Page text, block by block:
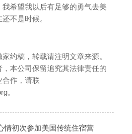
希望我以后有足够的勇气去美
不是时候。
约稿，转载请注明文章来源。
本公司保留追究其法律责任的
合作，请联
。
情初次参加美国传统住宿营